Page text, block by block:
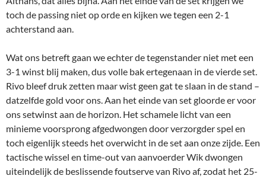
toch de passing niet op orde en kijken we tegen een 2-1
achterstand aan.
Wat ons betreft gaan we echter de tegenstander niet met een
3-1 winst blij maken, dus volle bak ertegenaan in de vierde set.
Rivo bleef druk zetten maar wist geen gat te slaan in de stand –
datzelfde gold voor ons. Aan het einde van set gloorde er voor
ons setwinst aan de horizon. Het schamele licht van een
minieme voorsprong afgedwongen door verzorgder spel en
toch eigenlijk steeds het overwicht in de set aan onze zijde. Een
tactische wissel en time-out van aanvoerder Wik dwongen
uiteindelijk de beslissende foutserve van Rivo af, zodat het 25-